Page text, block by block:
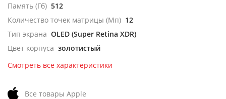
Память (Гб) 512
Количество точек матрицы (Мп) 12
Тип экрана OLED (Super Retina XDR)
Цвет корпуса золотистый
Смотреть все характеристики
Все товары Apple